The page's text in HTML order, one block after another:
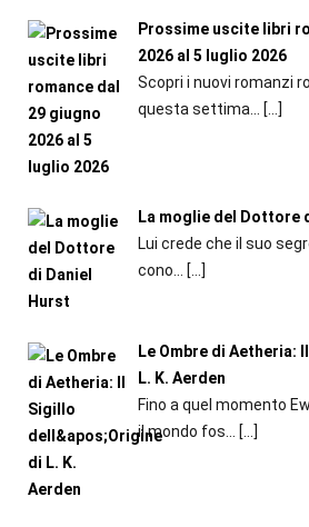
Prossime uscite libri
2026 al 5 luglio 2026
Scopri i nuovi romanzi
questa settima...
[…]
La moglie del Dottore
Lui crede che il suo
cono...
[…]
Le Ombre di Aetheria:
L. K. Aerden
Fino a quel momento
il mondo fos...
[…]